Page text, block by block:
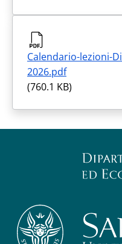
Calendario-lezioni-
2026.pdf
(760.1 KB)